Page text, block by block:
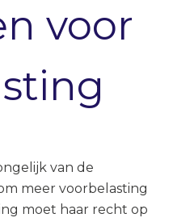
voor
van de
meer voorbelasting
moet haar recht op